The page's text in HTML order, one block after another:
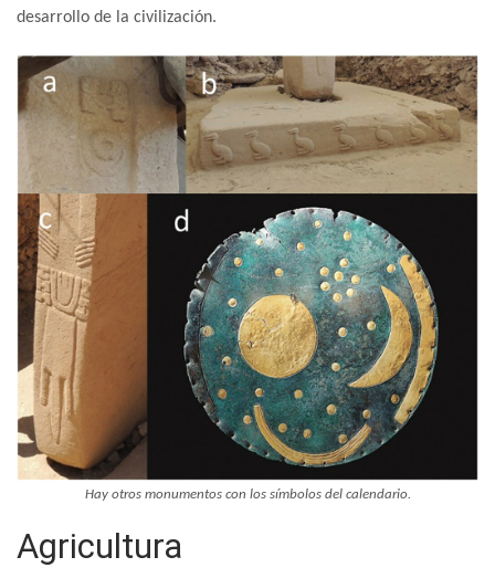
desarrollo de la civilización.
Hay otros monumentos con los símbolos del calendario.
Agricultura